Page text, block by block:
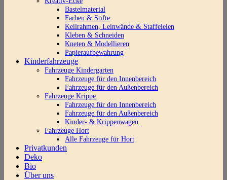
Bastelmaterial
Farben & Stifte
Keilrahmen, Leinwände & Staffeleien
Kleben & Schneiden
Kneten & Modellieren
Papieraufbewahrung
Kinderfahrzeuge
Fahrzeuge Kindergarten
Fahrzeuge für den Innenbereich
Fahrzeuge für den Außenbereich
Fahrzeuge Krippe
Fahrzeuge für den Innenbereich
Fahrzeuge für den Außenbereich
Kinder- & Krippenwagen
Fahrzeuge Hort
Alle Fahrzeuge für Hort
Privatkunden
Deko
Bio
Über uns